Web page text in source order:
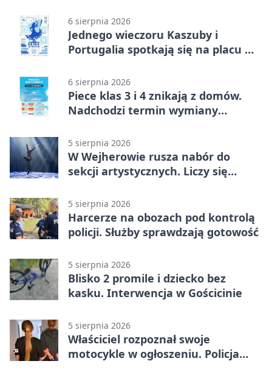
6 sierpnia 2026
Jednego wieczoru Kaszuby i
Portugalia spotkają się na placu w
6 sierpnia 2026
Piece klas 3 i 4 znikają z domów.
Nadchodzi termin wymiany
5 sierpnia 2026
W Wejherowie rusza nabór do
sekcji artystycznych. Liczy się
5 sierpnia 2026
Harcerze na obozach pod kontrolą
policji. Służby sprawdzają gotowość
5 sierpnia 2026
Blisko 2 promile i dziecko bez
kasku. Interwencja w Gościcinie
5 sierpnia 2026
Właściciel rozpoznał swoje
motocykle w ogłoszeniu. Policja